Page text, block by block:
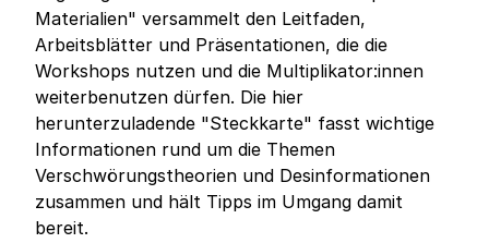
Materialien" versammelt den Leitfaden,
Arbeitsblätter und Präsentationen, die die
Workshops nutzen und die Multiplikator:innen
weiterbenutzen dürfen. Die hier
herunterzuladende "Steckkarte" fasst wichtige
Informationen rund um die Themen
Verschwörungstheorien und Desinformationen
zusammen und hält Tipps im Umgang damit
bereit.